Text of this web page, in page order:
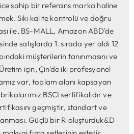
sahip bir referans marka haline
Sıkı kalite kontrolü ve doğru
ile, BS-MALL, Amazon ABD'de
satışlarda 1. sırada yer aldı 12
müşterilerin tanınmasını ve
için, Çin'de iki profesyonel
var, toplam alanı kapsayan
BSCI sertifikalıdır ve
geçmiştir, standart ve
Güçlü bir R oluşturduk&D